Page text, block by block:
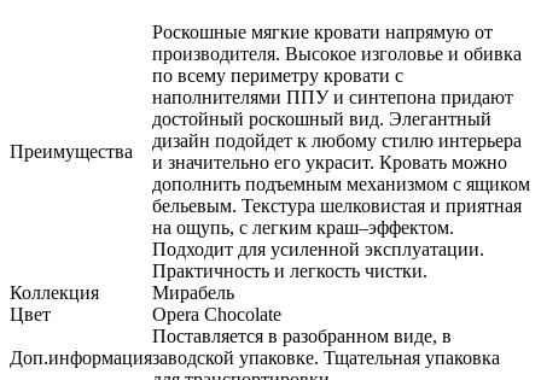
Преимущества
Роскошные мягкие кровати напрямую от
производителя. Высокое изголовье и обивка
по всему периметру кровати с
наполнителями ППУ и синтепона придают
достойный роскошный вид. Элегантный
дизайн подойдет к любому стилю интерьера
и значительно его украсит. Кровать можно
дополнить подъемным механизмом с ящиком
бельевым. Текстура шелковистая и приятная
на ощупь, с легким краш–эффектом.
Подходит для усиленной эксплуатации.
Практичность и легкость чистки.
Коллекция
Мирабель
Цвет
Opera Chocolate
Доп.информация
Поставляется в разобранном виде, в
заводской упаковке. Тщательная упаковка